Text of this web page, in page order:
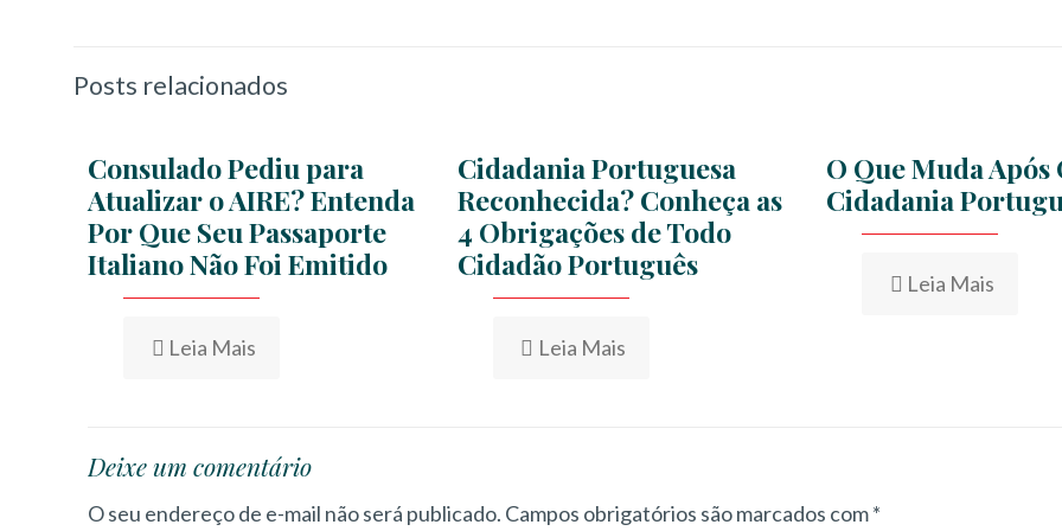
Posts relacionados
Consulado Pediu para
Atualizar o AIRE? Entenda
Por Que Seu Passaporte
Italiano Não Foi Emitido
Leia Mais
Cidadania Portuguesa
Reconhecida? Conheça as
4 Obrigações de Todo
Cidadão Português
Leia Mais
O Que Muda Após
Cidadania
Leia Mais
Deixe um comentário
O seu endereço de e-mail não será publicado. Campos obrigatórios são marcados com*